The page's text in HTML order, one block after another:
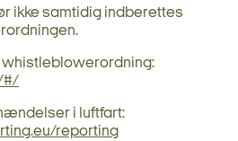
ikke samtidig indberettes
whistleblowerordning:
#/
i luftfart:
reporting